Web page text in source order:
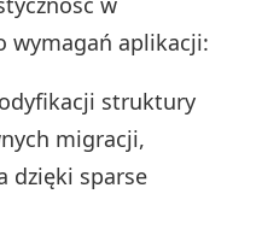
wymagań aplikacji:
struktury
migracji,
dzięki sparse